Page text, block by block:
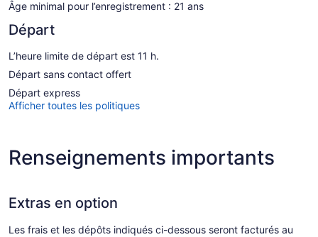
Âge minimal pour l’enregistrement : 21 ans
Départ
L’heure limite de départ est 11 h.
Départ sans contact offert
Départ express
Afficher toutes les politiques
Renseignements importants
Extras en option
Les frais et les dépôts indiqués ci-dessous seront facturés au